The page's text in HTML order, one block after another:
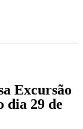
Excursão
29 de